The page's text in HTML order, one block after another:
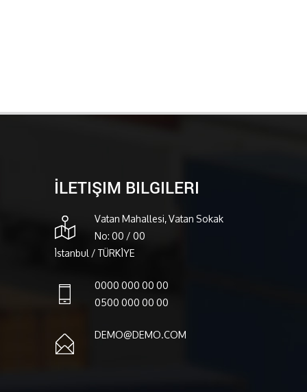
İLETIŞIM BILGILERI
Vatan Mahallesi, Vatan Sokak
No: 00 / 00
İstanbul / TÜRKİYE
0000 000 00 00
0500 000 00 00
DEMO@DEMO.COM